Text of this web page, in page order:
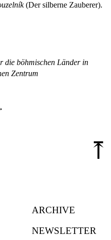
(Der silberne Zauberer).
die böhmischen Länder in
Zentrum
⤒
ARCHIVE
NEWSLETTER